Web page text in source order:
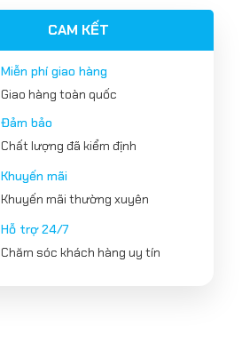
CAM KẾT
Miễn phí giao hàng
Giao hàng toàn quốc
Đảm bảo
Chất lượng đã kiểm định
Khuyến mãi
Khuyến mãi thường xuyên
Hỗ trợ 24/7
Chăm sóc khách hàng uy tín